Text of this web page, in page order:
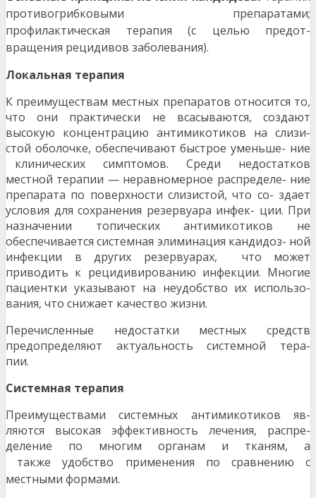
противогрибковыми препаратами;
профилактическая терапия (с целью предот-
вращения рецидивов заболевания).
Локальная терапия
К преимуществам местных препаратов относится то,
что они практически не всасываются, создают
высокую концентрацию антимикотиков на слизи-
стой оболочке, обеспечивают быстрое уменьше- ние
клинических симптомов. Среди недостатков
местной терапии — неравномерное распределе- ние
препарата по поверхности слизистой, что со- здает
условия для сохранения резервуара инфек- ции. При
назначении топических антимикотиков не
обеспечивается системная элиминация кандидоз- ной
инфекции в других резервуарах, что может
приводить к рецидивированию инфекции. Многие
пациентки указывают на неудобство их использо-
вания, что снижает качество жизни.
Перечисленные недостатки местных средств
предопределяют актуальность системной тера-
пии.
Системная терапия
Преимуществами системных антимикотиков яв-
ляются высокая эффективность лечения, распре-
деление по многим органам и тканям, а
такжеудобство применения по сравнению с
местными формами.